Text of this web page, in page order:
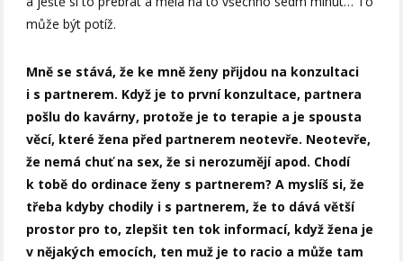
může být potíž.
Mně se stává, že ke mně ženy přijdou na konzultaci
i s partnerem. Když je to první konzultace, partnera
pošlu do kavárny, protože je to terapie a je spousta
věcí, které žena před partnerem neotevře. Neotevře,
že nemá chuť na sex, že si nerozumějí apod. Chodí
k tobě do ordinace ženy s partnerem? A myslíš si, že
třeba kdyby chodily i s partnerem, že to dává větší
prostor pro to, zlepšit ten tok informací, když žena je
v nějakých emocích, ten muž je to racio a může tam